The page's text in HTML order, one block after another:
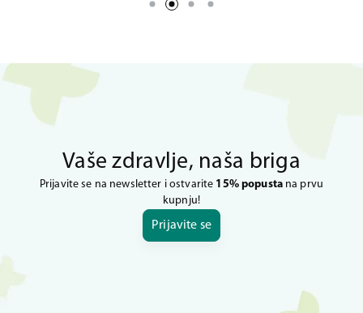
Vaše zdravlje, naša briga
Prijavite se na newsletter i ostvarite 15% popustana prvu
kupnju!
Prijavite se